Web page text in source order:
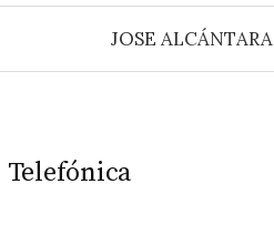
JOSE ALCÁNTARA
Telefónica